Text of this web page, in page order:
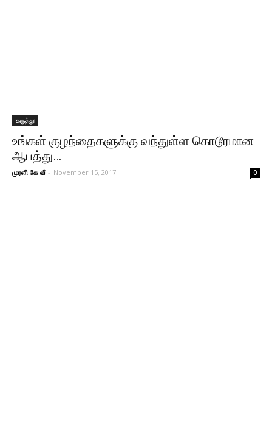
கருத்து
உங்கள் குழந்தைகளுக்கு வந்துள்ள கொடூரமான
ஆபத்து…
முரளி கே வீ - November 15, 2017 0